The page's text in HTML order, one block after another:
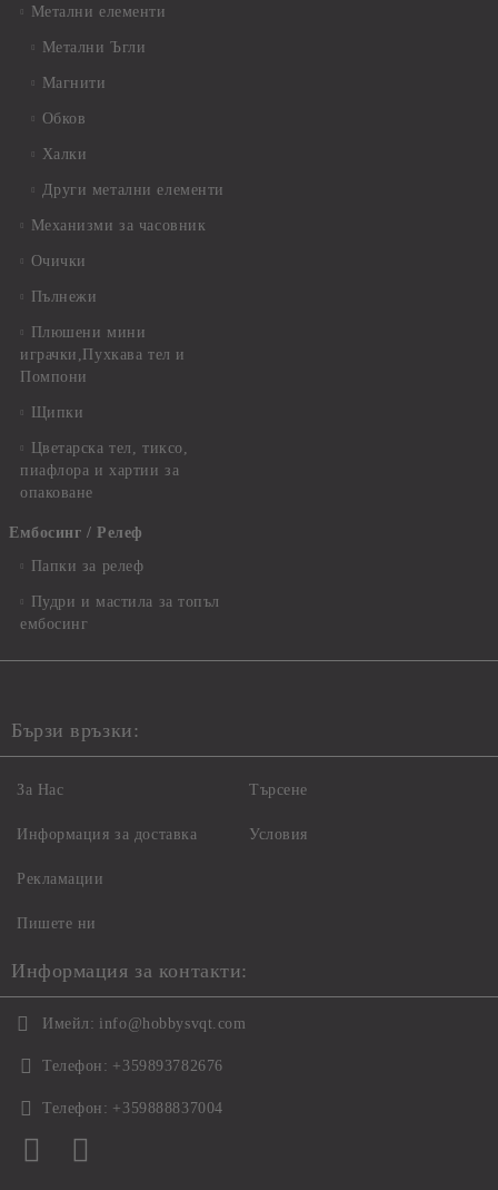
Метални елементи
Метални Ъгли
Магнити
Обков
Халки
Други метални елементи
Механизми за часовник
Очички
Пълнежи
Плюшени мини
играчки,Пухкава тел и
Помпони
Щипки
Цветарска тел, тиксо,
пиафлора и хартии за
опаковане
Ембосинг / Релеф
Папки за релеф
Пудри и мастила за топъл
ембосинг
Бързи връзки:
За Нас
Информация за доставка
Рекламации
Пишете ни
Търсене
Условия
Информация за контакти:
Имейл: info@hobbysvqt.com
Телефон: +359893782676
Телефон: +359888837004